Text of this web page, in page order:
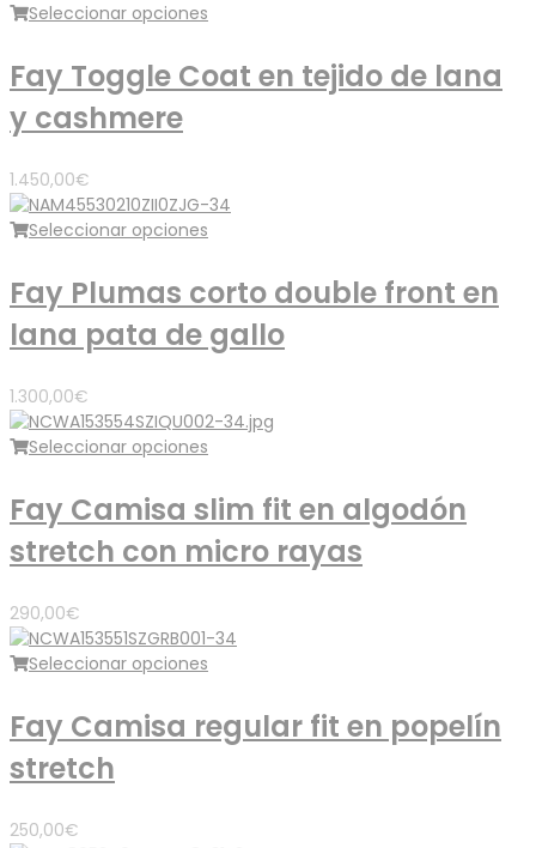
Seleccionar opciones
Fay Toggle Coat en tejido de lana
y cashmere
1.450,00€
Seleccionar opciones
Fay Plumas corto double front en
lana pata de gallo
1.300,00€
Seleccionar opciones
Fay Camisa slim fit en algodón
stretch con micro rayas
290,00€
Seleccionar opciones
Fay Camisa regular fit en popelín
stretch
250,00€